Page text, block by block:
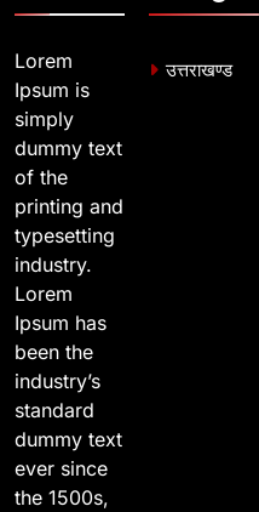
Lorem
Ipsum is
simply
dummy text
of the
printing and
typesetting
industry.
Lorem
Ipsum has
been the
industry’s
standard
dummy text
ever since
the 1500s,
उत्तराखण्ड